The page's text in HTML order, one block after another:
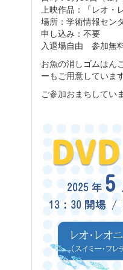
上映作品：「レオ
場所：学術情報セン
申し込み：不要
入退場自由 参加無
お魚の消しゴムはん
ーもご用意していま
ご参加おまちしてい